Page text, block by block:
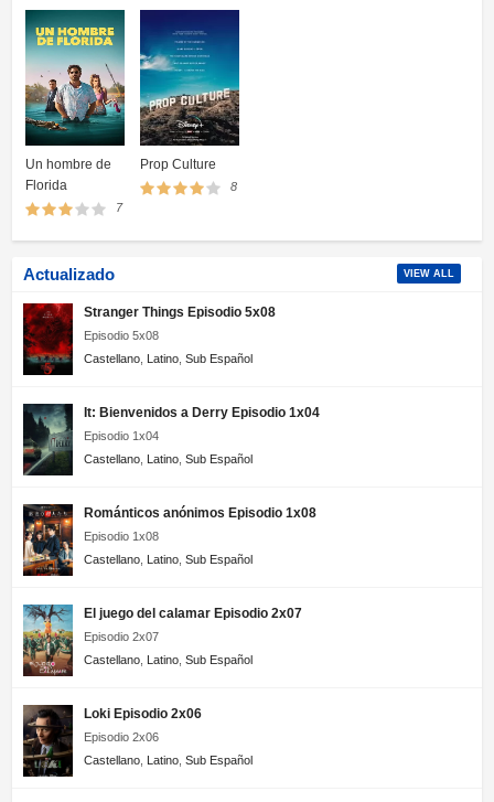
Un hombre de
Florida
7
Prop Culture
8
Actualizado VIEW ALL
Stranger Things Episodio 5x08
Episodio 5x08
Castellano Latino Sub Español
It: Bienvenidos a Derry Episodio 1x04
Episodio 1x04
Castellano Latino Sub Español
Románticos anónimos Episodio 1x08
Episodio 1x08
Castellano Latino Sub Español
El juego del calamar Episodio 2x07
Episodio 2x07
Castellano Latino Sub Español
Loki Episodio 2x06
Episodio 2x06
Castellano Latino Sub Español